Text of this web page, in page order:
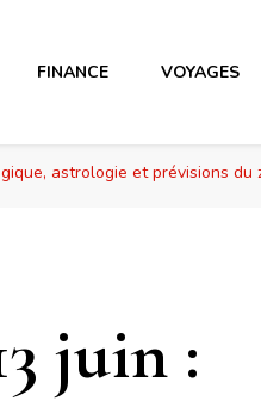
FINANCE VOYAGES
astrologie et prévisions du
juin :